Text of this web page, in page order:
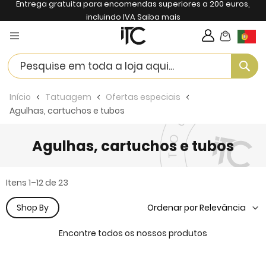
Entrega gratuita para encomendas superiores a 200 euros,
incluindo IVASaiba mais
My Cart
Início Tatuagem
Ofertas especiais
Agulhas, cartuchos e tubos
Agulhas, cartuchos e tubos
Encontre todos os nossos produtos
Itens 1–12de 23
Shop By